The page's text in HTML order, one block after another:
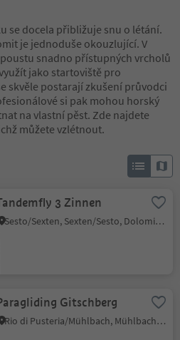
se docela přibližuje snu o létání.
je jednoduše okouzlující. V
snadno přístupných vrcholů
jako startoviště pro
skvěle postarají zkušení průvodci
si pak mohou horský
na vlastní pěst. Zde najdete
můžete vzlétnout.
Tandemfly 3 Zinnen
Sesto/Sexten, Sexten/Sesto, Dolomites Region 3 Zinnen
Gitschberg
Rio di Pusteria/Mühlbach, Mühlbach/Rio di Pusteria, Brixen/Bressanone and environs